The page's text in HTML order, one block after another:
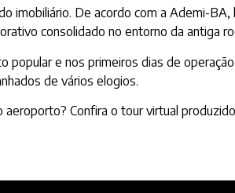
imobiliário. De acordo com a Ademi-
consolidado no entorno da antiga
e nos primeiros dias de
de vários elogios.
Confira o tour virtual